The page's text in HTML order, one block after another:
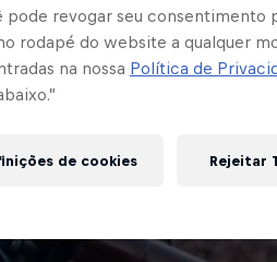
pode revogar seu consentimento
rodapé do website a qualquer
na nossa Política de
de cookies Rejeitar